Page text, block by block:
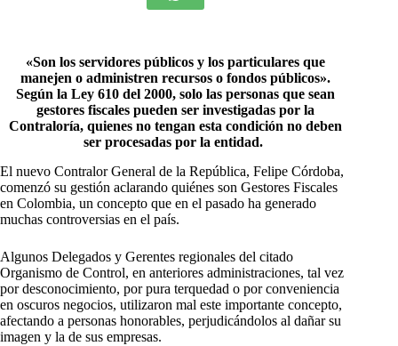
«Son los servidores públicos y los particulares que
manejen o administren recursos o fondos públicos».
Según la Ley 610 del 2000, solo las personas que sean
gestores fiscales pueden ser investigadas por la
Contraloría, quienes no tengan esta condición no deben
ser procesadas por la entidad.
El nuevo Contralor General de la República, Felipe Córdoba,
comenzó su gestión aclarando quiénes son Gestores Fiscales
en Colombia, un concepto que en el pasado ha generado
muchas controversias en el país.
Algunos Delegados y Gerentes regionales del citado
Organismo de Control, en anteriores administraciones, tal vez
por desconocimiento, por pura terquedad o por conveniencia
en oscuros negocios, utilizaron mal este importante concepto,
afectando a personas honorables, perjudicándolos al dañar su
imagen y la de sus empresas.